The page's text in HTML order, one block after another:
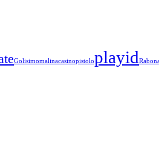
Golisimomalinacasinopistoloplayid